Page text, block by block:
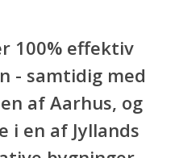
100% effektiv
- samtidig med
af Aarhus, og
i en af Jyllands